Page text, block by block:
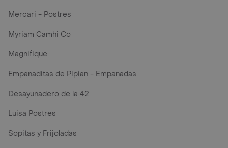
Mercari - Postres
Myriam Camhi Co
Magnifique
Empanaditas de Pipian - Empanadas
Desayunadero de la 42
Luisa Postres
Sopitas y Frijoladas